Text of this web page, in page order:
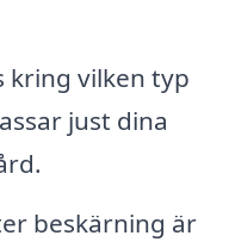
kring vilken typ
just dina
beskärning är